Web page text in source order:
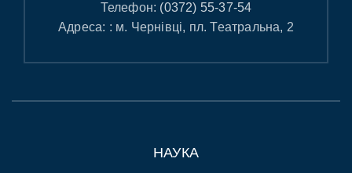
Телефон: (0372) 55-37-54
Адреса: : м. Чернівці, пл. Театральна, 2
НАУКА